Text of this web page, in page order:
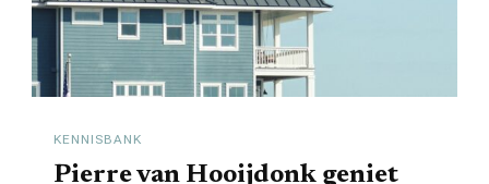
KENNISBANK
Pierre van Hooijdonk geniet